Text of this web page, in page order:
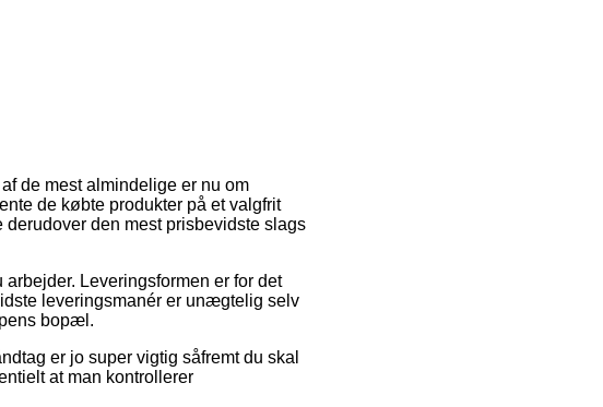
de mest almindelige er nu om
de købte produkter på et valgfrit
den mest prisbevidste slags
Leveringsformen er for det
leveringsmanér er unægtelig selv
bopæl.
er jo super vigtig såfremt du skal
at man kontrollerer